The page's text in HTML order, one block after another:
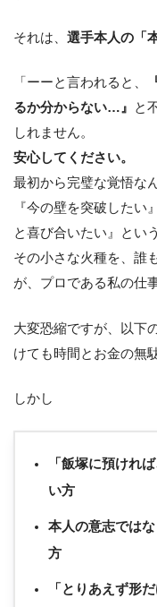
それは、 選手本人の「
「ーーと言われると、
るか分からない…』
と
しれません。
安心してください。
最初から完璧な覚悟な
『今の壁を突破したい
と喜び合いたい』とい
その小さな火種を、誰
が、プロである私の仕
大変恐縮ですが、以下
けても時間とお金の無
しかし
「飯塚に預けれ
い方
本人の意志では
方
「とりあえず形